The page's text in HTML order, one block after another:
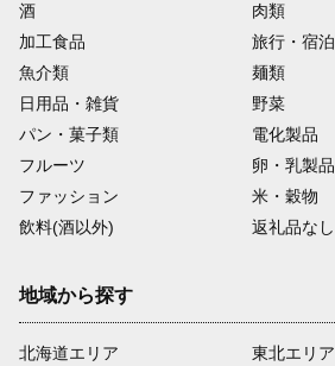
酒
肉類
加工食品
旅行・宿
魚介類
麺類
日用品・雑貨
野菜
パン・菓子類
電化製品
フルーツ
卵・乳製品
ファッション
米・穀物
飲料(酒以外)
返礼品なし
地域から探す
北海道エリア
東北エリア